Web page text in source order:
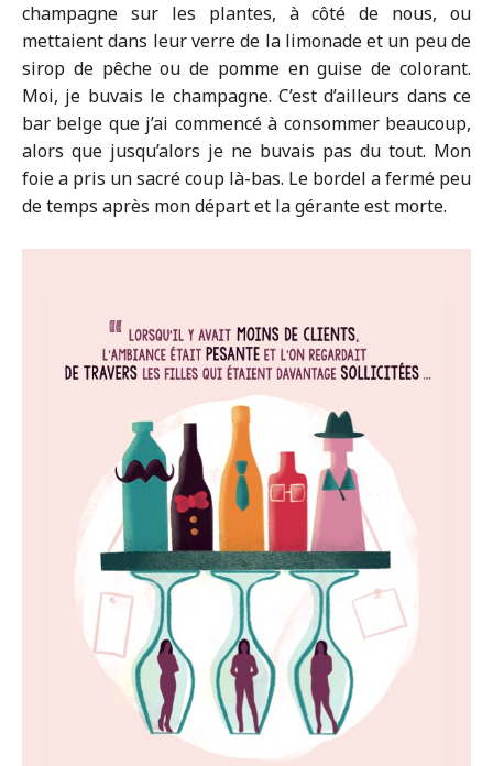
champagne sur les plantes, à côté de nous, ou
mettaient dans leur verre de la limonade et un peu de
sirop de pêche ou de pomme en guise de colorant.
Moi, je buvais le champagne. C’est d’ailleurs dans ce
bar belge que j’ai commencé à consommer beaucoup,
alors que jusqu’alors je ne buvais pas du tout. Mon
foie a pris un sacré coup là-bas. Le bordel a fermé peu
de temps après mon départ et la gérante est morte.